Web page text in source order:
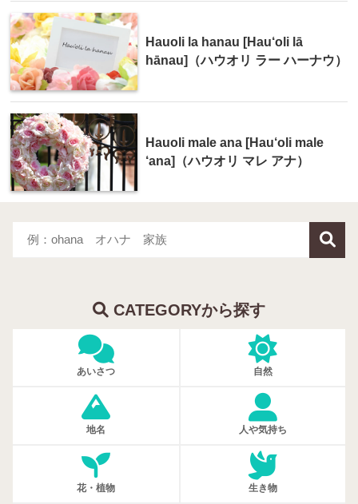
Hauoli la hanau [Hau‘oli lā
hānau]（ハウオリ ラー ハーナウ）
Hauoli male ana [Hau‘oli male
‘ana]（ハウオリ マレ アナ）
CATEGORYから探す
あいさつ 自然
地名 人や気持ち
花・植物 生き物